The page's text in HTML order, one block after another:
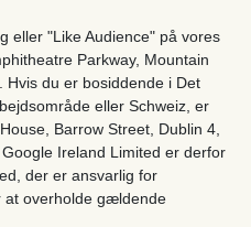
eller "Like Audience" på vores
Parkway, Mountain
Hvis du er bosiddende i Det
eller Schweiz, er
Barrow Street, Dublin 4,
Ireland Limited er derfor
der er ansvarlig for
at overholde gældende